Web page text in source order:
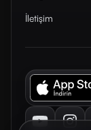
İletişim